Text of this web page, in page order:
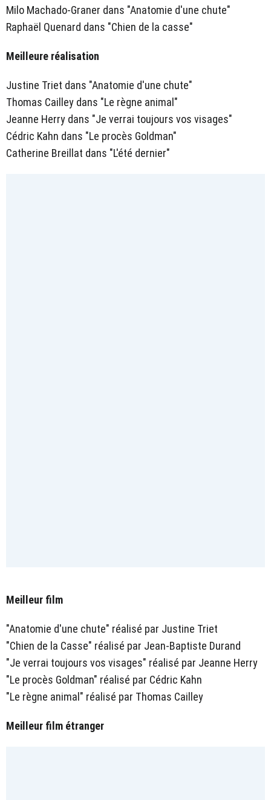
Milo Machado-Graner dans "Anatomie d'une chute"
Raphaël Quenard dans "Chien de la casse"
Meilleure réalisation
Justine Triet dans "Anatomie d'une chute"
Thomas Cailley dans "Le règne animal"
Jeanne Herry dans "Je verrai toujours vos visages"
Cédric Kahn dans "Le procès Goldman"
Catherine Breillat dans "L'été dernier"
Meilleur film
"Anatomie d'une chute" réalisé par Justine Triet
"Chien de la Casse" réalisé par Jean-Baptiste Durand
"Je verrai toujours vos visages" réalisé par Jeanne Herry
"Le procès Goldman" réalisé par Cédric Kahn
"Le règne animal" réalisé par Thomas Cailley
Meilleur film étranger